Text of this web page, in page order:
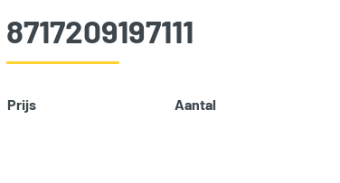
8717209197111
Prijs Aantal